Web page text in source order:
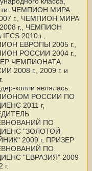
ЧЕМПИОН МИРА
г., ЧЕМПИОН МИРА
г., ЧЕМПИОН
2010 г.,
ЕВРОПЫ 2005 г.,
РОССИИ 2004 г.,
ЧЕМПИОНАТА
2008 г., 2009 г. и
колли являлась:
РОССИИ ПО
2011 г,
ПО
"ЗОЛОТОЙ
2009 г, ПРИЗЕР
ПО
"ЕВРАЗИЯ" 2009
г.